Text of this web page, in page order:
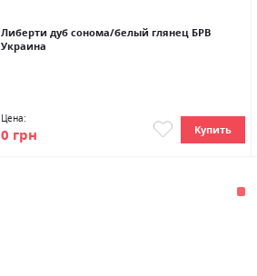
Либерти дуб сонома/белый глянец БРВ
Украина
Цена:
0 грн Купить